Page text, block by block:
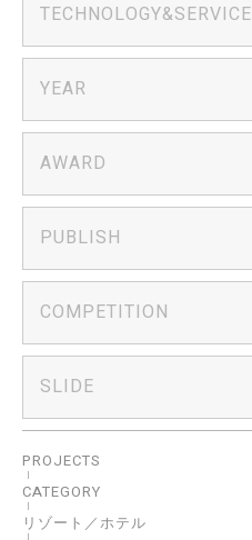
TECHNOLOGY&SERVICE
YEAR
AWARD
PUBLISH
COMPETITION
SLIDE
PROJECTS
CATEGORY
リゾート／ホテル